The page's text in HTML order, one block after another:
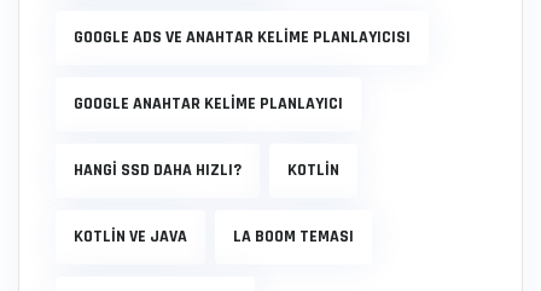
GOOGLE ADS VE ANAHTAR KELIME PLANLAYICISI
GOOGLE ANAHTAR KELIME PLANLAYICI
HANGI SSD DAHA HIZLI? KOTLIN
KOTLIN VE JAVA LA BOOM TEMASI